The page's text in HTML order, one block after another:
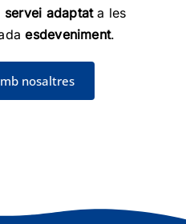
servei adaptata les
esdeveniment.
nosaltres